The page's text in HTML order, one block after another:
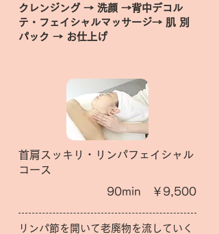
クレンジング → 洗顔 →背中デコル
テ・フェイシャルマッサージ→ 肌 別
パック → お仕上げ
首肩スッキリ・リンパフェイシャル
コース
90min ￥9,500
リンパ節を開いて老廃物を流していく